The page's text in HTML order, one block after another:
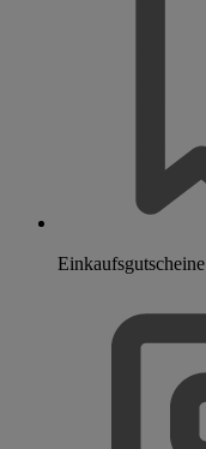
Einkaufsgutscheine